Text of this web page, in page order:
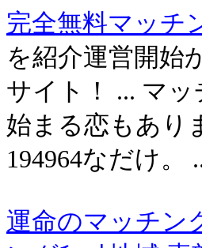
完全無料マッチ
を紹介運営開始
サイト！ ... マ
始まる恋もあり
194964なだけ。
運命のマッチン